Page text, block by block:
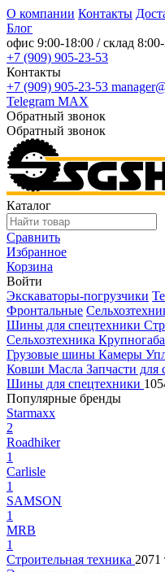
О компании Контакты
Блог
офис 9:00-18:00 / склад
+7 (909) 905-23-53
Контакты
+7 (909) 905-23-53
Telegram MAX
Обратный звонок
Обратный звонок
Каталог
Сравнить
Избранное
Корзина
Войти
Экскаваторы-погрузчики
Фронтальные
Шины для спецтехники
Сельхозтехника
Грузовые шины Камеры
Ковши Масла Запчасти для
Шины для спецтехники
Популярные бренды
Starmaxx
2
Roadhiker
1
Carlisle
1
SAMSON
1
MRB
1
Строительная техника 2071